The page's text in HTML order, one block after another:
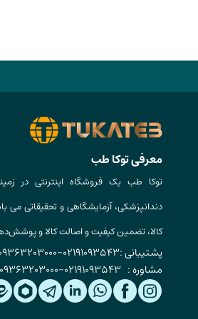
معرفی توکا طب
توکا طب یک فروشگاه اینترنتی در
دندانپزشکی، آزمایشگاهی و تحقیقاتی می
کالا، تضمین کیفیت و اصالت کالا و
پشتیبانی :02191093543
-
مشاوره : 02191093543
-
09363203000